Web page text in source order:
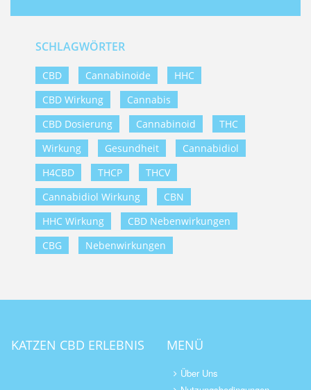
SCHLAGWÖRTER
CBD Cannabinoide
HHC
CBD Wirkung
Cannabis
CBD Dosierung
Cannabinoid
THC
Wirkung
Gesundheit
Cannabidiol
H4CBD
THCP
THCV
Cannabidiol Wirkung
CBN
HHC Wirkung
CBD Nebenwirkungen
CBG
Nebenwirkungen
KATZEN CBD ERLEBNIS MENÜ
Über Uns